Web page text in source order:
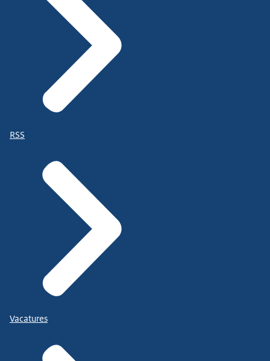
RSS
Vacatures